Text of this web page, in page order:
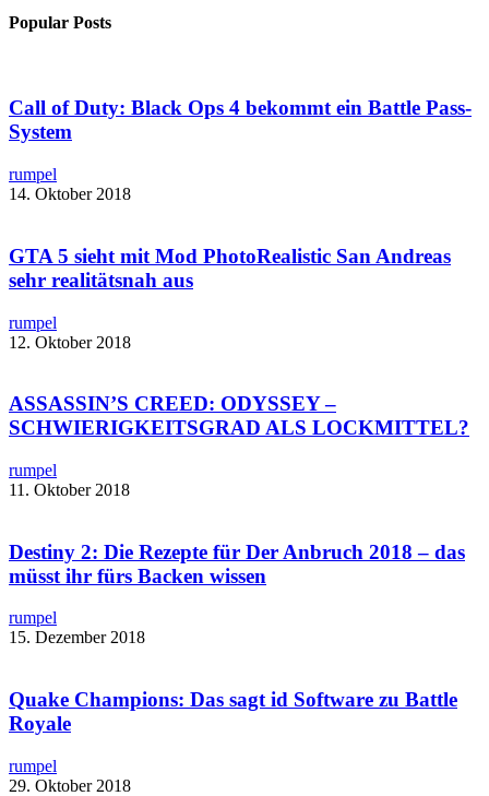
Popular Posts
Call of Duty: Black Ops 4 bekommt ein Battle Pass-
System
rumpel
14. Oktober 2018
GTA 5 sieht mit ​Mod PhotoRealistic San Andreas
sehr realitätsnah aus
rumpel
12. Oktober 2018
ASSASSIN’S CREED: ODYSSEY –
SCHWIERIGKEITSGRAD ALS LOCKMITTEL?
rumpel
11. Oktober 2018
Destiny 2: Die Rezepte für Der Anbruch 2018 – das
müsst ihr fürs Backen wissen
rumpel
15. Dezember 2018
Quake Champions: Das sagt id Software zu Battle
Royale​
rumpel
29. Oktober 2018